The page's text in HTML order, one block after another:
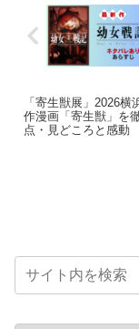
「寄生獣展」2026
作漫画「寄生獣」を
点・見どころと感動